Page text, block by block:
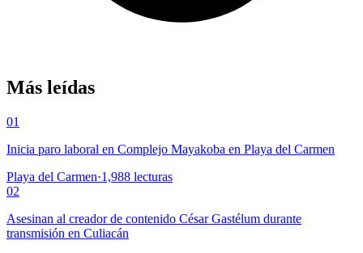
Más leídas
01
Inicia paro laboral en Complejo Mayakoba en Playa del Carmen
Playa del Carmen·1,988 lecturas
02
Asesinan al creador de contenido César Gastélum durante
transmisión en Culiacán